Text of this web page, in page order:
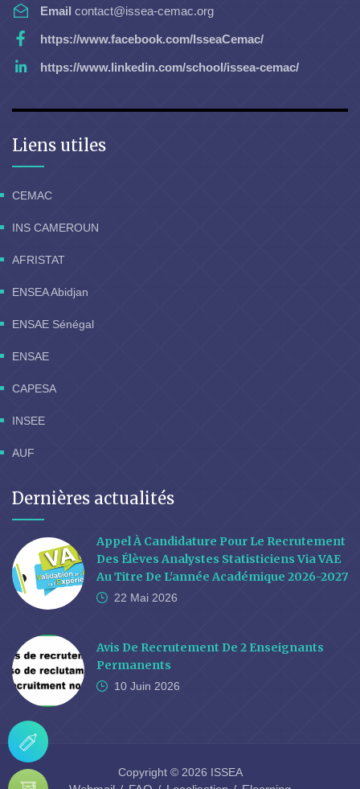
Email contact@issea-cemac.org
https://www.facebook.com/IsseaCemac/
https://www.linkedin.com/school/issea-cemac/
Liens utiles
CEMAC
INS CAMEROUN
AFRISTAT
ENSEA Abidjan
ENSAE Sénégal
ENSAE
CAPESA
INSEE
AUF
Dernières actualités
Appel À Candidature Pour Le Recrutement
Des Élèves Analystes Statisticiens Via VAE
Au Titre De L'année Académique 2026-2027
22 Mai 2026
Avis De Recrutement De 2 Enseignants
Permanents
10 Juin 2026
Copyright © 2026 ISSEA